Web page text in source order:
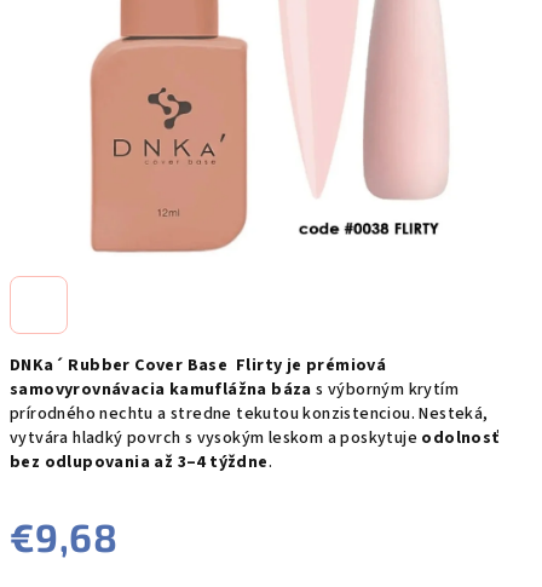
DNKa´ Rubber Cover Base Flirty je prémiová
samovyrovnávacia kamuflážna báza s výborným krytím
prírodného nechtu a stredne tekutou konzistenciou. Nesteká,
vytvára hladký povrch s vysokým leskom a poskytuje odolnosť
bez odlupovania až 3–4 týždne.
€9,68